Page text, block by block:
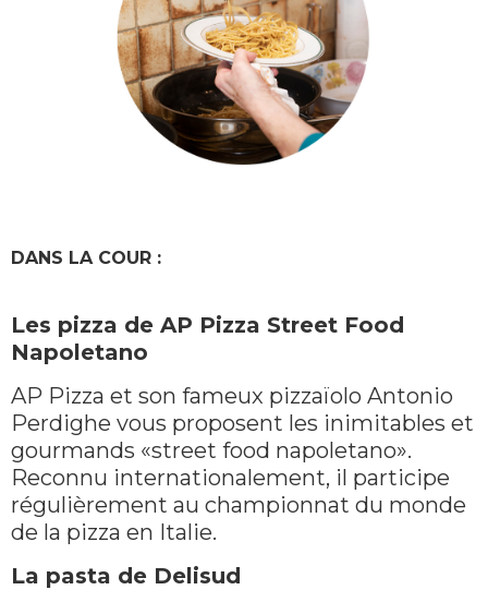
DANS LA COUR :
Les pizza de AP Pizza Street Food
Napoletano
AP Pizza et son fameux pizzaïolo Antonio
Perdighe vous proposent les inimitables et
gourmands «street food napoletano».
Reconnu internationalement, il participe
régulièrement au championnat du monde
de la pizza en Italie.
La pasta de Delisud